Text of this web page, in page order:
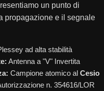
un punto di
propagazione e il segnale
ad alta stabilità
Antenna a "V" Invertita
Campione atomico al Cesio
n. 354616/LOR